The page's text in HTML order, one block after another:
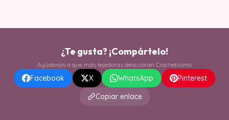
¿Te gusta? ¡Compártelo!
Ayúdanos a que más tejedoras descubran Crochetísimo
Facebook X WhatsApp
Pinterest
Copiar enlace